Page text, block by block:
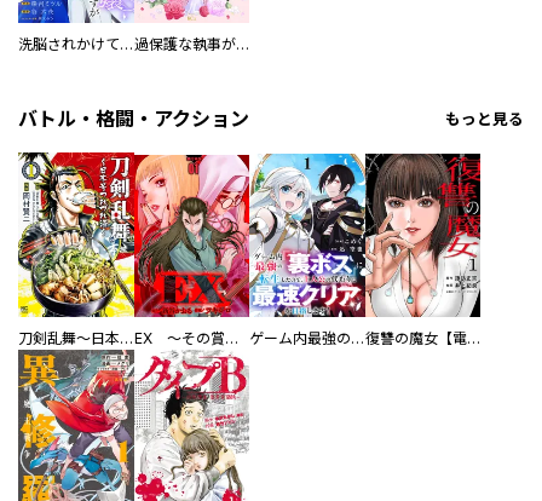
洗脳されかけていた悪役令嬢ですが家出を決意しました。【電子単行本版／特典おまけ付き】 過保護な執事が私の婚活を邪魔してきます！ 分冊版
バトル・格闘・アクション もっと見る
刀剣乱舞～日本号つれづれ酒～ EX ～その賞金稼ぎは、世界の出口を探す～【単行本版】 ゲーム内最強の『裏ボス』に転生したので、主人公の代わりに最速クリアを目指します！【電子単行本版】 復讐の魔女【電子単行本版】